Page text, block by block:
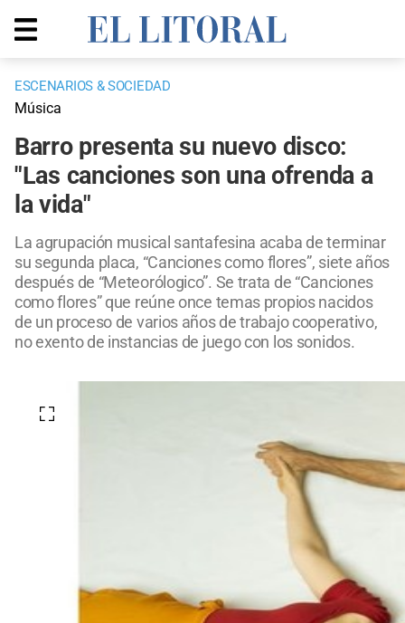
ESCENARIOS & SOCIEDAD
Música
Barro presenta su nuevo disco:
"Las canciones son una ofrenda a
la vida"
La agrupación musical santafesina acaba de terminar
su segunda placa, “Canciones como flores”, siete años
después de “Meteorólogico”. Se trata de “Canciones
como flores” que reúne once temas propios nacidos
de un proceso de varios años de trabajo cooperativo,
no exento de instancias de juego con los sonidos.